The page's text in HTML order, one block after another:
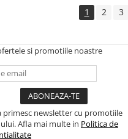
1 2 3
si promotiile noastre
primesc newsletter cu promotiile
Afla mai multe in Politica de